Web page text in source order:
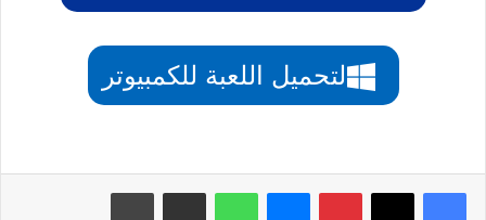
لتحميل اللعبة للكمبيوتر
بينتيريست واتساب